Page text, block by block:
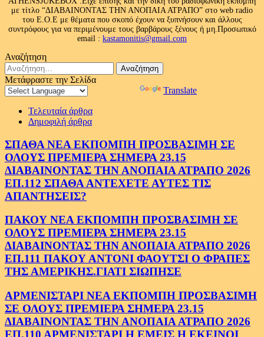
με τίτλο “ΔΙΑΒΑΙΝΟΝΤΑΣ ΤΗΝ ΑΝΟΠΑΙΑ ΑΤΡΑΠΟ” στο web radio
του Ε.Ο.Ε με θέματα που σκοπό έχουν να ξυπνήσουν και άλλους
συντρόφους για να περιμένουμε τους βαρβάρους ξένους ή μη.Προσωπικό
email : kastamonitis@gmail.com
Αναζήτηση
Αναζήτηση
για:
Μετάφραστε την Σελίδα
Translate
Τελευταία άρθρα
Δημοφιλή άρθρα
ΣΠΑΘΑ ΝΕΑ ΕΚΠΟΜΠΗ ΠΡΟΣΒΑΣΙΜΗ ΣΕ
ΟΛΟΥΣ ΠΡΕΜΙΕΡΑ ΣΗΜΕΡΑ 23.15
ΔΙΑΒΑΙΝΟΝΤΑΣ ΤΗΝ ΑΝΟΠΑΙΑ ΑΤΡΑΠΟ 2026
ΕΠ.112 ΣΠΑΘΑ ΑΝΤΕΧΕΤΕ ΑΥΤΕΣ ΤΙΣ
ΑΠΑΝΤΗΣΕΙΣ?
ΠΑΚΟΥ ΝΕΑ ΕΚΠΟΜΠΗ ΠΡΟΣΒΑΣΙΜΗ ΣΕ
ΟΛΟΥΣ ΠΡΕΜΙΕΡΑ ΣΗΜΕΡΑ 23.15
ΔΙΑΒΑΙΝΟΝΤΑΣ ΤΗΝ ΑΝΟΠΑΙΑ ΑΤΡΑΠΟ 2026
ΕΠ.111 ΠΑΚΟΥ ΑΝΤΟΝΙ ΦΑΟΥΤΣΙ Ο ΦΡΑΠΕΣ
ΤΗΣ ΑΜΕΡΙΚΗΣ.ΓΙΑΤΙ ΣΙΩΠΗΣΕ
ΑΡΜΕΝΙΣΤΑΡΙ ΝΕΑ ΕΚΠΟΜΠΗ ΠΡΟΣΒΑΣΙΜΗ
ΣΕ ΟΛΟΥΣ ΠΡΕΜΙΕΡΑ ΣΗΜΕΡΑ 23.15
ΔΙΑΒΑΙΝΟΝΤΑΣ ΤΗΝ ΑΝΟΠΑΙΑ ΑΤΡΑΠΟ 2026
ΕΠ.110 ΑΡΜΕΝΙΣΤΑΡΙ Η ΕΜΕΙΣ Η ΕΚΕΙΝΟΙ